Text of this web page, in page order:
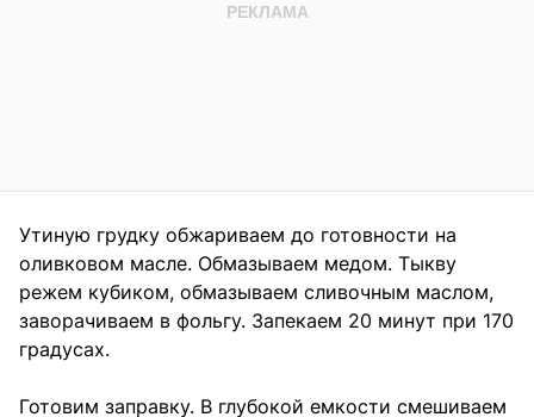
Утиную грудку обжариваем до готовности на
оливковом масле. Обмазываем медом. Тыкву
режем кубиком, обмазываем сливочным маслом,
заворачиваем в фольгу. Запекаем 20 минут при 170
градусах.
Готовим заправку. В глубокой емкости смешиваем